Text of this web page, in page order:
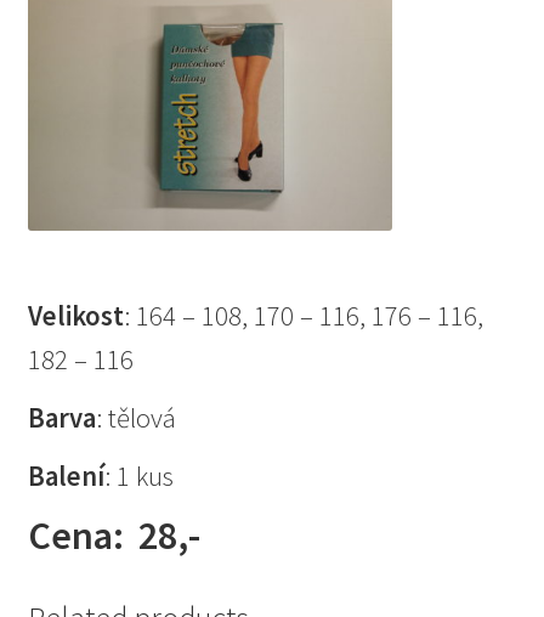
Velikost: 164 – 108, 170 – 116, 176 – 116,
182 – 116
Barva: tělová
Balení: 1 kus
Cena: 28,-